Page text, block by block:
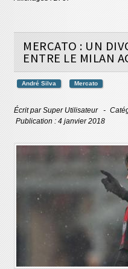
MERCATO : UN
ENTRE LE MILAN
André Silva Mercato
Écrit parSuper Utilisateur
Publication : 4 janvier 2018